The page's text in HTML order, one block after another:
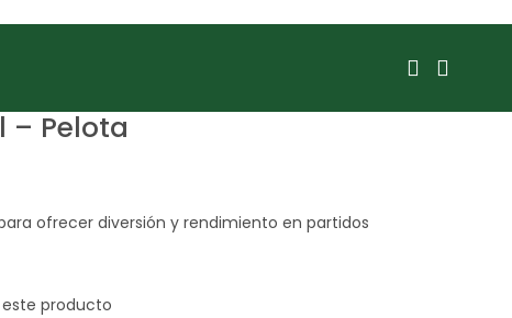
– Pelota
ofrecer diversión y rendimiento en partidos